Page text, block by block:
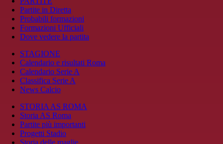
Partite in Diretta
Probabili formazioni
Formazioni Ufficiali
Dove vedere la partita
STAGIONE
Calendario e risultati Roma
Calendario Serie A
Classifica Serie A
News Calcio
STORIA AS ROMA
Storia AS Roma
Partite più importanti
Progetti Stadio